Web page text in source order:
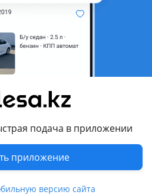
подача в приложении
приложение
версию сайта
2005 - 2010 B6
Универсал
Автомат
Слева
Да